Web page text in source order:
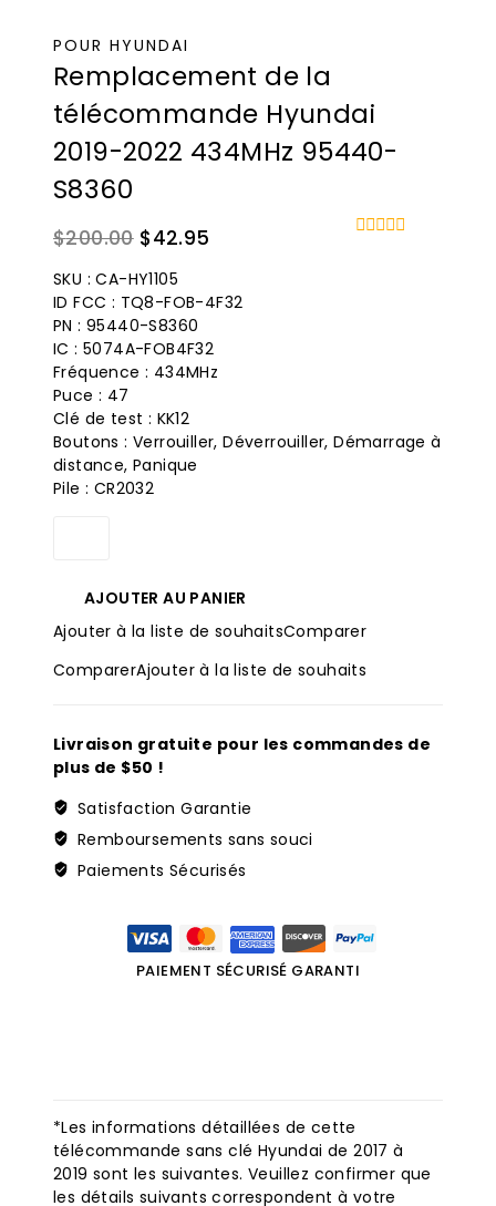
POUR HYUNDAI
Remplacement de la
télécommande Hyundai
2019-2022 434MHz 95440-
S8360
$200.00 Le
prix
original
était
:
$200.00.
$42.95
actuel
:
$42.95.
SKU : CA-HY1105
ID FCC : TQ8-FOB-4F32
PN : 95440-S8360
IC : 5074A-FOB4F32
Fréquence : 434MHz
Puce : 47
Clé de test : KK12
Boutons : Verrouiller, Déverrouiller, Démarrage à
distance, Panique
Pile : CR2032
Hyundai
Key
Fob
Replacement
S8360
AJOUTER AU PANIER
Ajouter à la liste de souhaitsComparer
ComparerAjouter à la liste de souhaits
Livraison gratuite pour les commandes de
plus de $50 !
Satisfaction Garantie
Remboursements sans souci
Paiements Sécurisés
PAIEMENT SÉCURISÉ GARANTI
*Les informations détaillées de cette
télécommande sans clé Hyundai de 2017 à
2019 sont les suivantes. Veuillez confirmer que
les détails suivants correspondent à votre